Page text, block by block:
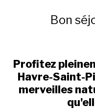
Bon
Profitez
Havre-Saint-
merveilles